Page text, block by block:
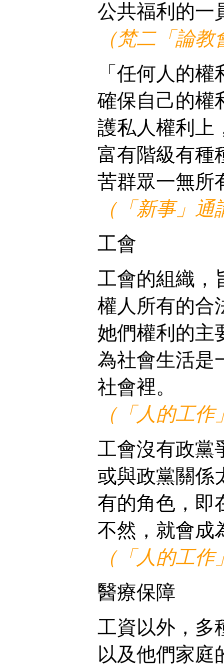
公共福利的一
（梵二「論
「任何人的
確保自己的權
護私人權利上
富有階級有種
苦群眾一無所
（「新事」通
工會
工會的組織，
權人所有的合
她們權利的主
為社會生活是
社會裡。
（「人的工
工會沒有政黨
或與政黨關係
有的角色，即
不然，就會成
（「人的工
醫療保障
工資以外，多
以及他們家庭